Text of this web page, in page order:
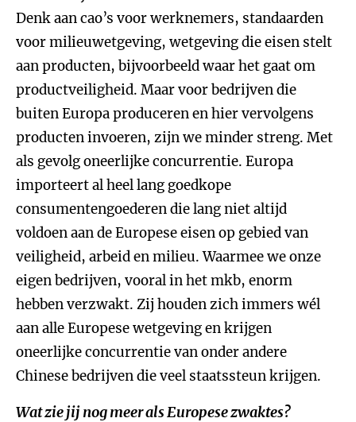
Denk aan cao’s voor werknemers, standaarden
voor milieuwetgeving, wetgeving die eisen stelt
aan producten, bijvoorbeeld waar het gaat om
productveiligheid. Maar voor bedrijven die
buiten Europa produceren en hier vervolgens
producten invoeren, zijn we minder streng. Met
als gevolg oneerlijke concurrentie. Europa
importeert al heel lang goedkope
consumentengoederen die lang niet altijd
voldoen aan de Europese eisen op gebied van
veiligheid, arbeid en milieu. Waarmee we onze
eigen bedrijven, vooral in het mkb, enorm
hebben verzwakt. Zij houden zich immers wél
aan alle Europese wetgeving en krijgen
oneerlijke concurrentie van onder andere
Chinese bedrijven die veel staatssteun krijgen.
Wat zie jij nog meer als Europese zwaktes?